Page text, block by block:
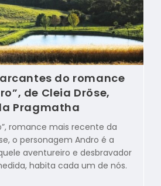
do romance
de Cleia Dröse,
Pragmatha
romance mais recente da
o personagem Andro é a
aventureiro e desbravador
habita cada um de nós.